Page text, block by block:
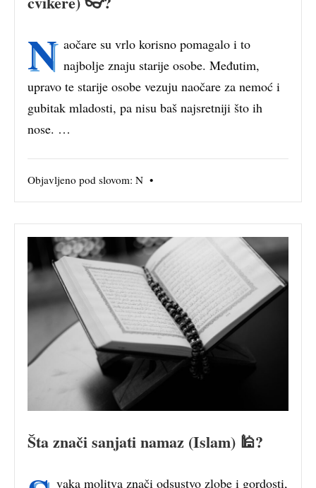
N aočare su vrlo korisno pomagalo i to
najbolje znaju starije osobe. Međutim,
upravo te starije osobe vezuju naočare za nemoć i
gubitak mladosti, pa nisu baš najsretniji što ih
nose. …
Objavljeno pod slovom: N •
Šta znači sanjati namaz (Islam) 🕌?
vaka molitva znači odsustvo zlobe i gordosti,